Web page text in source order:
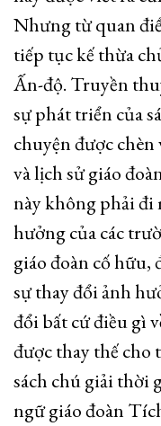
Nhưng từ quan
tiếp tục kế thừa
Ấn-độ. Truyền
sự phát triển của
chuyện được
và lịch sử giáo
này không phải đi
hưởng của các
giáo đoàn cố hữu,
sự thay đổi ảnh
đổi bất cứ điều gì
được thay thế cho
sách chú giải thời
ngữ giáo đoàn